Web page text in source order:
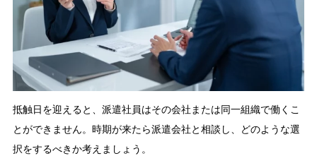
抵触日を迎えると、派遣社員はその会社または同一組織で働くこ
とができません。時期が来たら派遣会社と相談し、どのような選
択をするべきか考えましょう。